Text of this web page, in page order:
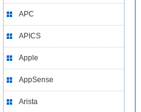
APC
APICS
Apple
AppSense
Arista